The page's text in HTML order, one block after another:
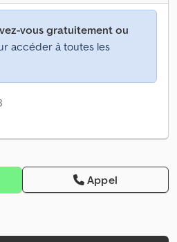
vous gratuitement ou
accéder à toutes les
Appel